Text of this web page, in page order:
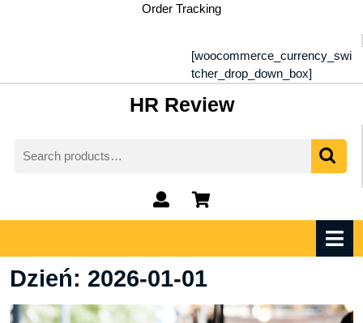
Order Tracking
[woocommerce_currency_swi
tcher_drop_down_box]
HR Review
for:
My
Account
shopping
cart
Dzień: 2026-01-01